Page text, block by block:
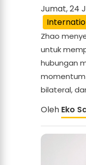
Jumat, 24
Zhao
untuk
hubungan
bilateral,
Oleh Eko